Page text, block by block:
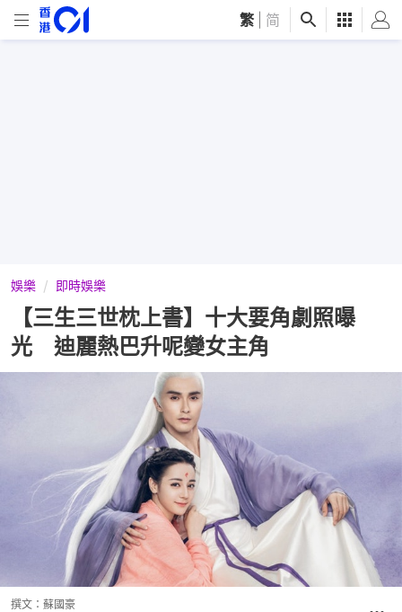
繁 简
娛樂 即時娛樂
【三生三世枕上書】十大要角劇照曝
光 迪麗熱巴升呢變女主角
撰文： 蘇國豪